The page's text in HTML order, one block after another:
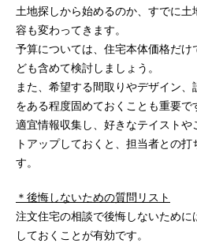
土地探しから始めるのか、すでに
容も変わってきます。
予算については、住宅本体価格だ
ども含めて検討しましょう。
また、希望する間取りやデザイン
をある程度固めておくことも重要で
適宜情報収集し、好きなテイストや
トアップしておくと、担当者との
す。
＊後悔しないための質問リスト
注文住宅の相談で後悔しないため
しておくことが有効です。